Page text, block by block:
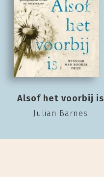
Alsof het voorbij is
Julian Barnes